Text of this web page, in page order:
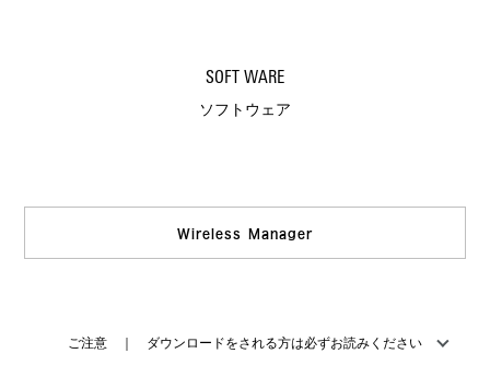
SOFT WARE
ソフトウェア
Wireless Manager
ご注意 ｜ ダウンロードをされる方は必ずお読みください